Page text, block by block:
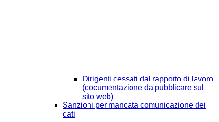
Dirigenti cessati dal rapporto di lavoro
(documentazione da pubblicare sul
sito web)
Sanzioni per mancata comunicazione dei
dati